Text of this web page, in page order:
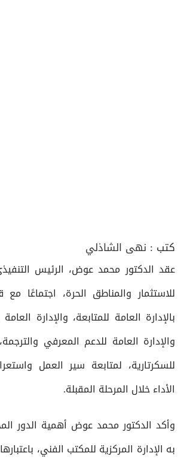
كتب : نهى الشاذلي
عقد الدكتور محمد عوض، الرئيس
للاستثمار والمناطق الحرة، اجتماعًا مع
بالإدارة العامة للمتابعة، والإدارة
والإدارة العامة للدعم المعرفي
للسكرتارية، لمتابعة سير العمل
الأداء خلال المرحلة المقبلة.
وأكد الدكتور محمد عوض أهمية الدور
به الإدارة المركزية للمكتب الفني،